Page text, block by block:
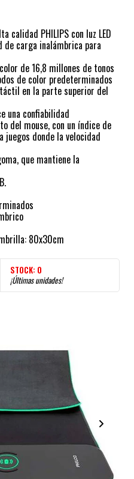
calidad PHILIPS con luz LED
de carga inalámbrica para
de 16,8 millones de tonos
de color predeterminados
en la parte superior del
una confiabilidad
del mouse, con un índice de
juegos donde la velocidad
que mantiene la
80x30cm
STOCK: 0
¡Últimas unidades!